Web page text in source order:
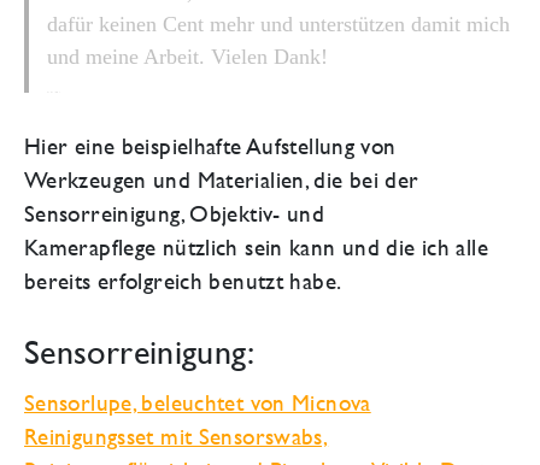
dafür keinen Cent mehr und unterstützen damit mich
und meine Arbeit. Vielen Dank!
Hier eine beispielhafte Aufstellung von
Werkzeugen und Materialien, die bei der
Sensorreinigung, Objektiv- und
Kamerapflege nützlich sein kann und die ich alle
bereits erfolgreich benutzt habe.
Sensorreinigung:
Sensorlupe, beleuchtet von Micnova
Reinigungsset mit Sensorswabs,